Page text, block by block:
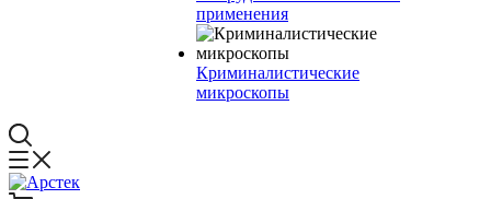
применения
Криминалистические
микроскопы